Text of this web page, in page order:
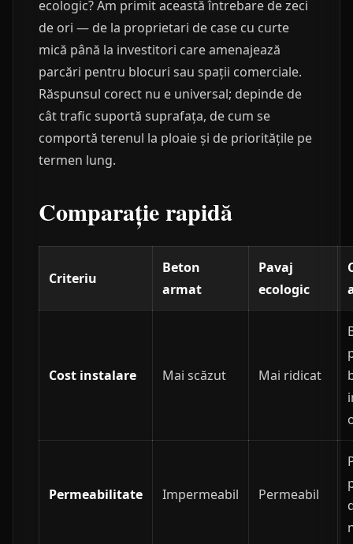
ecologic? Am primit această întrebare de zeci
de ori — de la proprietari de case cu curte
mică până la investitori care amenajează
parcări pentru blocuri sau spații comerciale.
Răspunsul corect nu e universal; depinde de
cât trafic suportă suprafața, de cum se
comportă terenul la ploaie și de prioritățile pe
termen lung.
Comparație rapidă
Criteriu
Beton
armat
Pavaj
ecologic
Cost instalare Mai scăzut Mai ridicat
Permeabilitate Impermeabil Permeabil